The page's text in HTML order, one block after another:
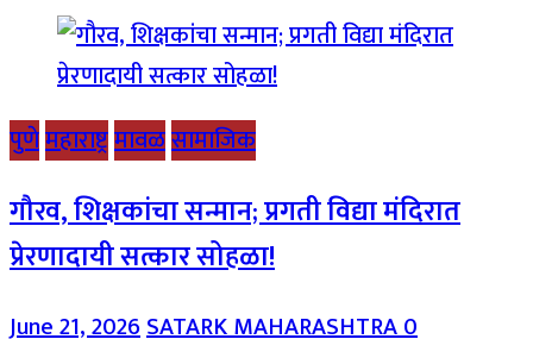
पुणेमहाराष्ट्रमावळसामाजिक
गौरव, शिक्षकांचा सन्मान; प्रगती विद्या मंदिरात
प्रेरणादायी सत्कार सोहळा!
June 21, 2026SATARK MAHARASHTRA0